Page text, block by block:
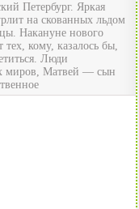
Петербург. Яркая
на скованных льдом
Накануне нового
тех, кому, казалось бы,
Люди
миров, Матвей — сын